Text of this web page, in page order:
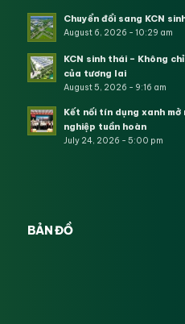
Chuyển đổi sang KCN
August 6, 2026 - 10:29 am
KCN sinh thái – Không
của tương lai
August 5, 2026 - 9:16 am
Kết nối tín dụng xanh
nghiệp tuần hoàn
July 24, 2026 - 5:00 pm
BẢN ĐỒ